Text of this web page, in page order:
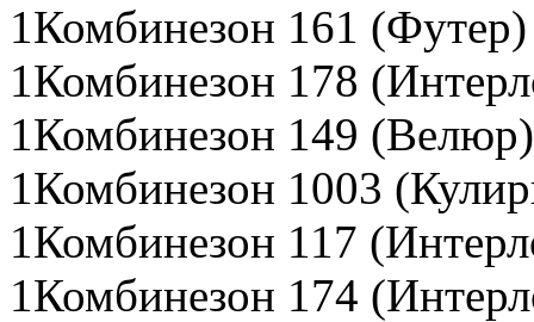
1Комбинезон 161 (Футер)
1Комбинезон 178
1Комбинезон 149
1Комбинезон 1003
1Комбинезон 117
1Комбинезон 174